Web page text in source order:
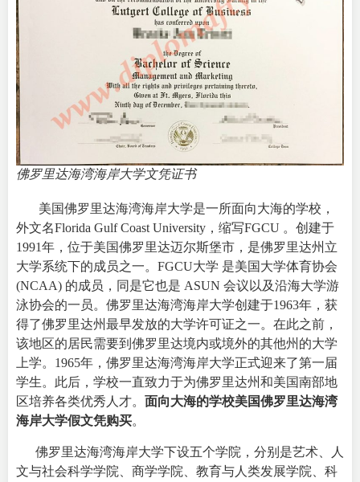
佛罗里达海湾海岸大学文凭证书
美国佛罗里达海湾海岸大学是一所面向大海的学校，
外文名Florida Gulf Coast University ，缩写FGCU 。创建于
1991年，位于美国佛罗里达迈尔斯堡市，是佛罗里达州立
大学系统下的成员之一。FGCU大学 是美国大学体育协会
(NCAA) 的成员，同是它也是 ASUN 会议以及沿海大学游
泳协会的一员。佛罗里达海湾海岸大学创建于1963年，获
得了佛罗里达州最早发放的大学许可证之一。在此之前，
该地区的居民需要到佛罗里达境内或境外的其他州的大学
上学。1965年，佛罗里达海湾海岸大学正式迎来了第一届
学生。此后，学校一直致力于为佛罗里达州和美国南部地
区培养各类优秀人才。 面向大海的学校美国佛罗里达海湾
海岸大学假文凭购买。
佛罗里达海湾海岸大学下设五个学院，分别是艺术、人
文与社会科学学院、商学学院、教育与人类发展学院、科